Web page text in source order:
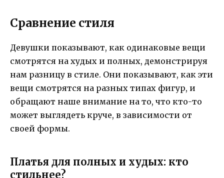
Сравнение стиля
Девушки показывают, как одинаковые вещи
смотрятся на худых и полных, демонстрируя
нам разницу в стиле. Они показывают, как эти
вещи смотрятся на разных типах фигур, и
обращают наше внимание на то, что кто-то
может выглядеть круче, в зависимости от
своей формы.
Платья для полных и худых: кто
стильнее?